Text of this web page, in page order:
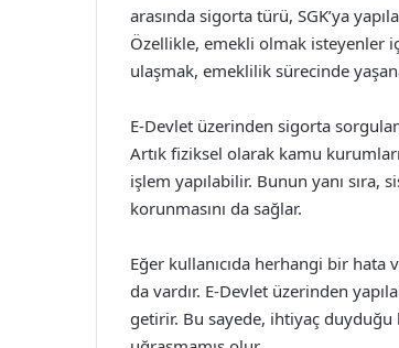
arasında sigorta türü, SGK’ya
Özellikle, emekli olmak isteyenler
ulaşmak, emeklilik sürecinde
E-Devlet üzerinden sigorta
Artık fiziksel olarak kamu
işlem yapılabilir. Bunun yanı
korunmasını da sağlar.
Eğer kullanıcıda herhangi bir
da vardır. E-Devlet üzerinden
getirir. Bu sayede, ihtiyaç duyduğu